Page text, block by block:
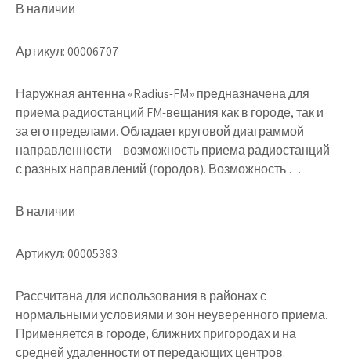
В наличии
Артикул: 00006707
Наружная антенна «Radius-FM» предназначена для
приема радиостанций FM-вещания как в городе, так и
за его пределами. Обладает круговой диаграммой
направленности – возможность приема радиостанций
с разных направлений (городов). Возможность …
В наличии
Артикул: 00005383
Рассчитана для использования в районах с
нормальными условиями и зон неуверенного приема.
Применяется в городе, ближних пригородах и на
средней удаленности от передающих центров.